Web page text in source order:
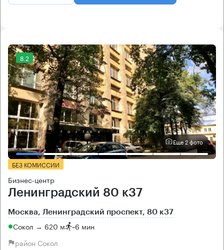
8.2
Еще 2 фото
БЕЗ КОМИССИИ
Бизнес-центр
Ленинградский 80 к37
Москва, Ленинградский проспект, 80 к37
Сокол → 620 м ~6 мин
район Сокол